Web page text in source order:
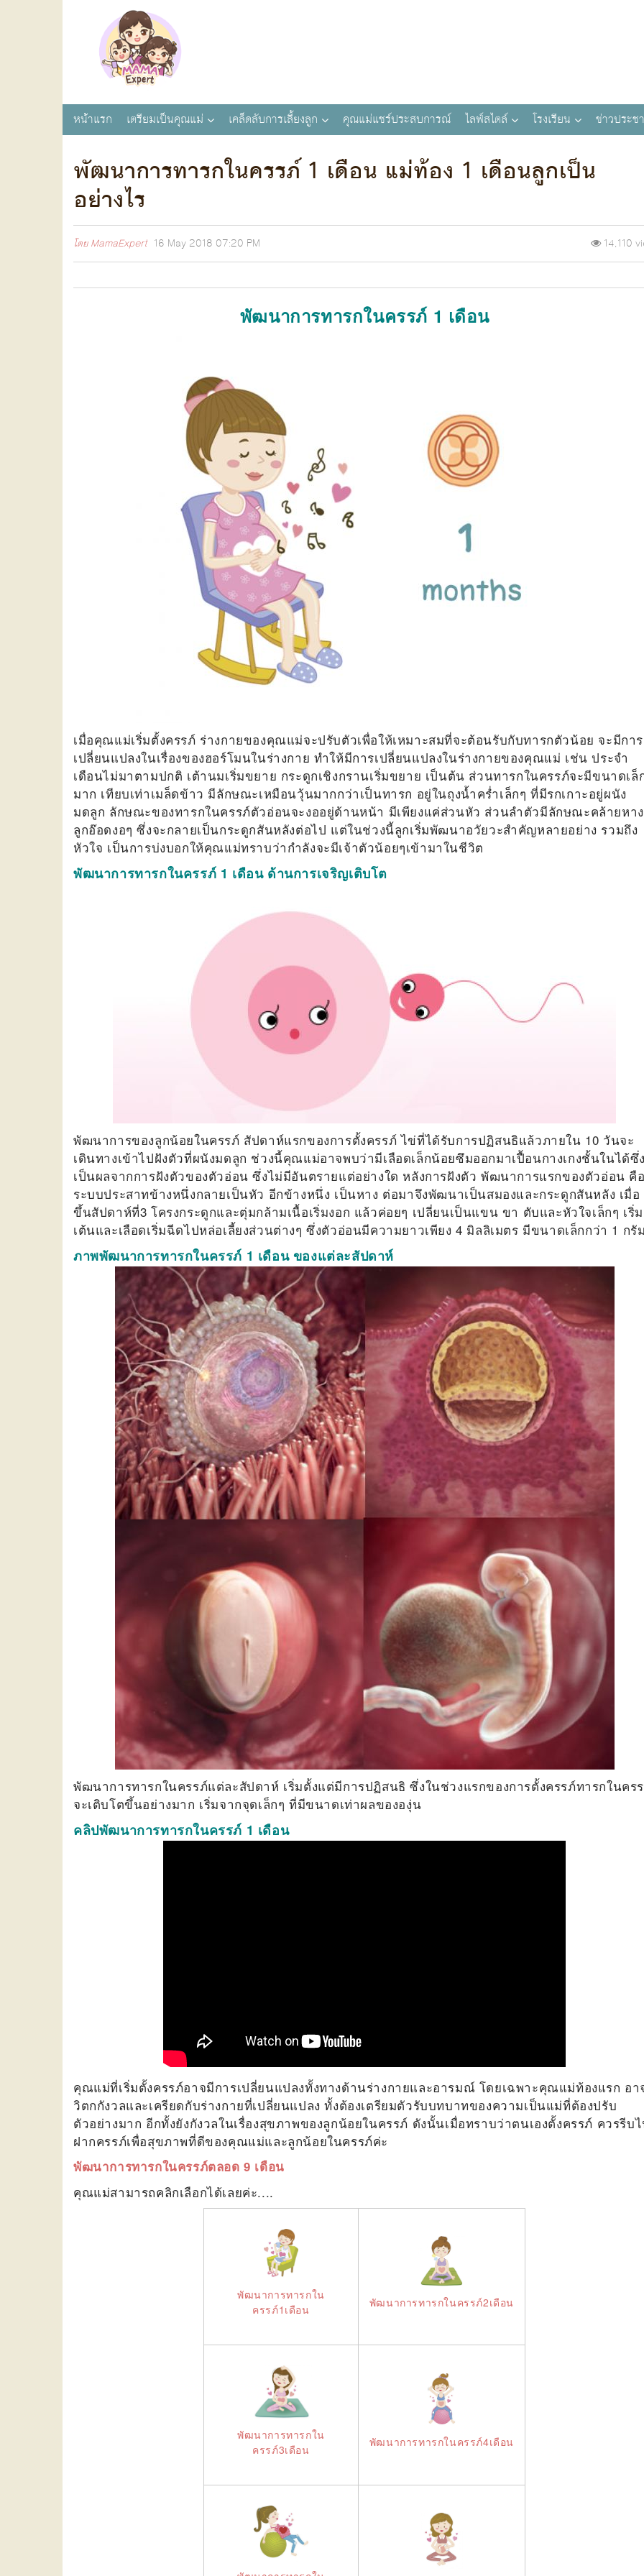
หน้าแรก เตรียมเป็นคุณแม่ เคล็ดลับการเลี้ยงลูก คุณแม่แชร์ประสบการณ์ ไลฟ์สไตล์ โรงเรียน ข่าวประ
พัฒนาการทารกในครรภ์ 1 เดือน แม่ท้อง 1 เดือนลูกเป็น
อย่างไร
โดยMamaExpert 16 May 2018 07:20 PM 14,110
พัฒนาการทารกในครรภ์ 1 เดือน
เมื่อคุณแม่เริ่มตั้งครรภ์ ร่างกายของคุณแม่จะปรับตัวเพื่อให้เหมาะสมที่จะต้อนรับกับทารกตัวน้อย จะมีการ
เปลี่ยนแปลงในเรื่องของฮอร์โมนในร่างกาย ทำให้มีการเปลี่ยนแปลงในร่างกายของคุณแม่ เช่น ประจำ
เดือนไม่มาตามปกติ เต้านมเริ่มขยาย กระดูกเชิงกรานเริ่มขยาย เป็นต้น ส่วนทารกในครรภ์จะมีขนาดเล็
มาก เทียบเท่าเมล็ดข้าว มีลักษณะเหมือนวุ้นมากกว่าเป็นทารก อยู่ในถุงน้ำคร่ำเล็กๆ ที่มีรกเกาะอยู่ผนัง
มดลูก ลักษณะของทารกในครรภ์ตัวอ่อนจะงออยู่ด้านหน้า มีเพียงแค่ส่วนหัว ส่วนลำตัวมีลักษณะคล้ายหาง
ลูกอ๊อดงอๆ ซึ่งจะกลายเป็นกระดูกสันหลังต่อไป แต่ในช่วงนี้ลูกเริ่มพัฒนาอวัยวะสำคัญหลายอย่าง รวมถึง
หัวใจ เป็นการบ่งบอกให้คุณแม่ทราบว่ากำลังจะมีเจ้าตัวน้อยๆเข้ามาในชีวิต
พัฒนาการทารกในครรภ์ 1 เดือน ด้านการเจริญเติบโต
พัฒนาการของลูกน้อยในครรภ์ สัปดาห์แรกของการตั้งครรภ์ไข่ที่ได้รับการปฏิสนธิแล้วภายใน 10 วันจะ
เดินทางเข้าไปฝังตัวที่ผนังมดลูก ช่วงนี้คุณแม่อาจพบว่ามีเลือดเล็กน้อยซึมออกมาเปื้อนกางเกงชั้นในได้ซึ่
เป็นผลจากการฝังตัวของตัวอ่อน ซึ่งไม่มีอันตรายแต่อย่างใด หลังการฝังตัว พัฒนาการแรกของตัวอ่อน คื
ระบบประสาทข้างหนึ่งกลายเป็นหัว อีกข้างหนึ่ง เป็นหาง ต่อมาจึงพัฒนาเป็นสมองและกระดูกสันหลัง เมื่อ
ขึ้นสัปดาห์ที่3 โครงกระดูกและตุ่มกล้ามเนื้อเริ่มงอก แล้วค่อยๆ เปลี่ยนเป็นแขน ขา ตับและหัวใจเล็กๆ เริ่ม
เต้นและเลือดเริ่มฉีดไปหล่อเลี้ยงส่วนต่างๆ ซึ่งตัวอ่อนมีความยาวเพียง 4 มิลลิเมตร มีขนาดเล็กกว่า 1 กรั
ภาพพัฒนาการทารกในครรภ์ 1 เดือน ของแต่ละสัปดาห์
พัฒนาการทารกในครรภ์แต่ละสัปดาห์ เริ่มตั้งแต่มีการปฏิสนธิ ซึ่งในช่วงแรกของการตั้งครรภ์ทารกในคร
จะเติบโตขึ้นอย่างมาก เริ่มจากจุดเล็กๆ ที่มีขนาดเท่าผลขององุ่น
คลิปพัฒนาการทารกในครรภ์ 1 เดือน
คุณแม่ที่เริ่มตั้งครรภ์อาจมีการเปลี่ยนแปลงทั้งทางด้านร่างกายและอารมณ์ โดยเฉพาะคุณแม่ท้องแรก อา
วิตกกังวลและเครียดกับร่างกายที่เปลี่ยนแปลง ทั้งต้องเตรียมตัวรับบทบาทของความเป็นแม่ที่ต้องปรับ
ตัวอย่างมาก อีกทั้งยังกังวลในเรื่องสุขภาพของลูกน้อยในครรภ์ ดังนั้นเมื่อทราบว่าตนเองตั้งครรภ์ ควรรีบ
ฝากครรภ์เพื่อสุขภาพที่ดีของคุณแม่และลูกน้อยในครรภ์ค่ะ
พัฒนาการทารกในครรภ์ตลอด 9 เดือน
คุณแม่สามารถคลิกเลือกได้เลยค่ะ....
พัฒนาการทารกใน
ครรภ์1เดือน
พัฒนาการทารกในครรภ์2เดือน
พัฒนาการทารกใน
ครรภ์3เดือน
พัฒนาการทารกในครรภ์4เดือน